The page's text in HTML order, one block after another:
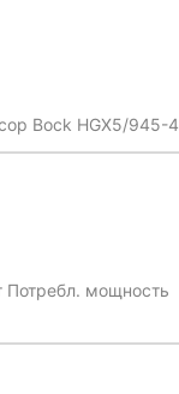
Bock HGX5/945-4
Потребл. мощность